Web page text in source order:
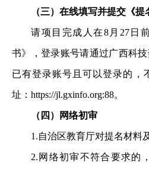
（三）在线填写并提交《
请项目完成人在8月 27日
书》，登录账号请通过广西科
已有登录账号且可以登录的，
址： https://jl.gxinfo.org:88。
（四）网络初审
1.自治区教育厅对提名材料
2. 网络初审不符合要求的